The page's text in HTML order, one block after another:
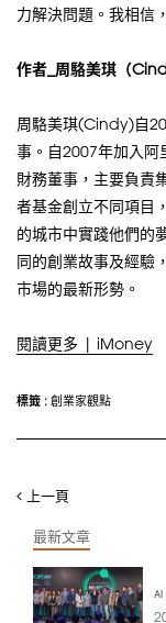
力解決問題。我相信
作者_周駱美琪（
周駱美琪(Cindy)自
事。自2007年加入
財務董事，主要負責
者基金創立不同項目
的城市中實踐他們的
同的創業故事及經驗
市場的最新形勢。
閱讀更多 | iMoney
標籤 : 創業家觀點
上一頁
最新文章
AI